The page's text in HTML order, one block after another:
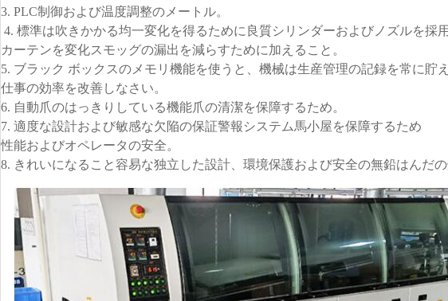
3. PLC制御および温度調整のメートル。
4. 標準は吹きかかる均一変化を得るために良質シリンダーおよびノズルを採
カーテンを変化スモッグの漏出を減らすために加えること。
5. ブラック ボックスのメモリ機能を使うと、機械は生産管理の記録を常に貯
仕事の効率を改善しなさい。
6. 自動爪のはっきりしている機能爪の清潔を保障するため。
7. 適度な設計および敏感な欠陥の保証警報システム馬小屋を保障するため
性能およびオペレータの安全。
8. きれいになること容易な独立した設計、環境保護および安全の無鉛はんだの